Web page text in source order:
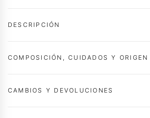
DESCRIPCIÓN
COMPOSICIÓN, CUIDADOS Y ORIGEN
CAMBIOS Y DEVOLUCIONES